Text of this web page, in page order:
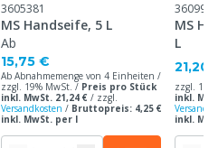
3605381
MS Handseife, 5 L
Ab
15,75 €
Ab Abnahmemenge von 4 Einheiten /
zzgl. 19% MwSt. / Preis pro Stück
inkl. MwSt. 21,24 € / zzgl.
Versandkosten / Bruttopreis: 4,25 €
inkl. MwSt. per l
3609907
MS
L
21,20
zzgl.
inkl.
inkl.